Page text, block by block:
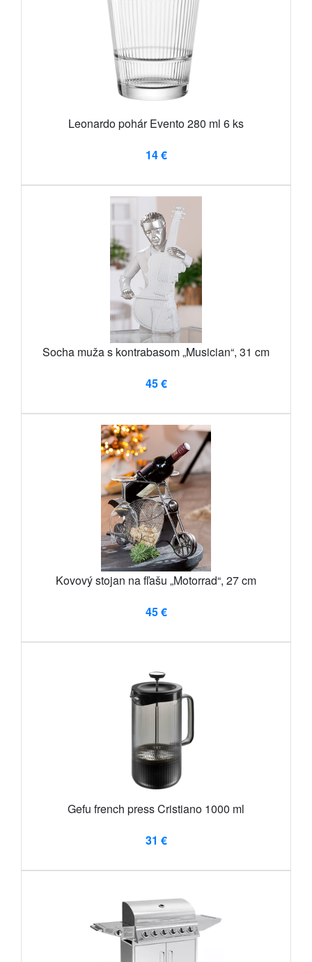
Leonardo pohár Evento 280 ml 6 ks
14 €
Socha muža s kontrabasom „Musician“, 31 cm
45 €
Kovový stojan na fľašu „Motorrad“, 27 cm
45 €
Gefu french press Cristiano 1000 ml
31 €